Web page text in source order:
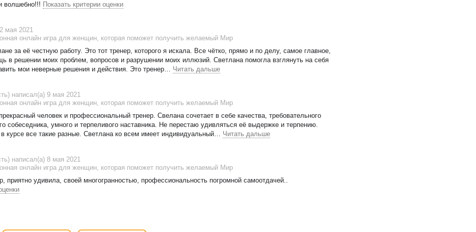
волшебно!!! Показать критерии оценки
мая 2021
онлайн игра для женщин, которая поможет получить желаемый Мир
за её честную работу. Это тот тренер, которого я искала. Все чётко, прямо и по делу, самое главное,
в решении моих проблем, вопросов и разрушении моих иллюзий. Светлана помогла взглянуть на себя
мои неверные решения и действия. Это тренер… Читать дальше
написал(а) 9 мая 2021
онлайн игра для женщин, которая поможет получить желаемый Мир
человек и профессиональный тренер. Свелана сочетает в себе качества, требовательного
собеседника, умного и терпеливого наставника. Не перестаю удивляться её выдержке и терпению.
курсе все такие разные. Светлана ко всем имеет индивидуальный… Читать дальше
написал(а) 8 мая 2021
онлайн игра для женщин, которая поможет получить желаемый Мир
приятно удивила, своей многогранностью, профессиональность погромной самоотдачей..